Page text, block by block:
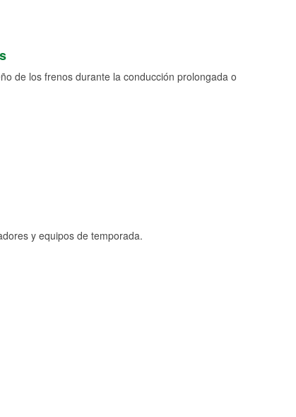
de los frenos durante la conducción prolongada o
y equipos de temporada.